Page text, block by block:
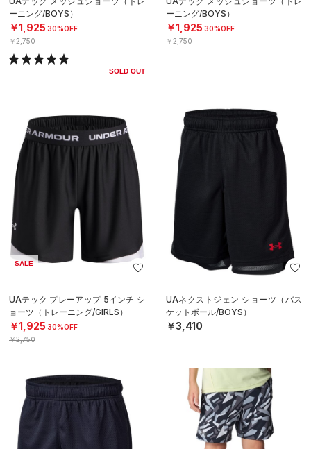
ーニング/BOYS）
￥1,925 30%OFF
￥2,750
SOLD OUT
ーニング/BOYS）
￥1,925 30%OFF
￥2,750
SALE
UAテック プレーアップ 5インチ シ
ョーツ（トレーニング/GIRLS）
￥1,925 30%OFF
￥2,750
UAネクストジェン ショーツ（バス
ケットボール/BOYS）
￥3,410